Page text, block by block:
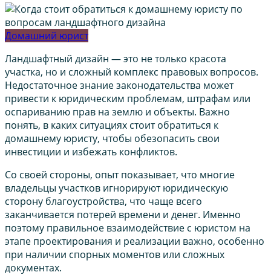
Домашний юрист
Ландшафтный дизайн — это не только красота
участка, но и сложный комплекс правовых вопросов.
Недостаточное знание законодательства может
привести к юридическим проблемам, штрафам или
оспариванию прав на землю и объекты. Важно
понять, в каких ситуациях стоит обратиться к
домашнему юристу, чтобы обезопасить свои
инвестиции и избежать конфликтов.
Со своей стороны, опыт показывает, что многие
владельцы участков игнорируют юридическую
сторону благоустройства, что чаще всего
заканчивается потерей времени и денег. Именно
поэтому правильное взаимодействие с юристом на
этапе проектирования и реализации важно, особенно
при наличии спорных моментов или сложных
документах.